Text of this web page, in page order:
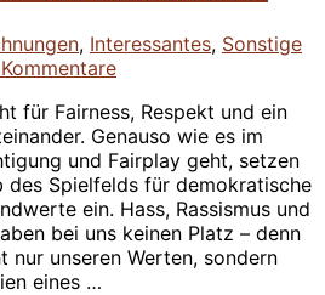
, Interessantes, Sonstige
für Fairness, Respekt und ein
Genauso wie es im
und Fairplay geht, setzen
des Spielfelds für demokratische
ein. Hass, Rassismus und
bei uns keinen Platz – denn
nur unseren Werten, sondern
eines …